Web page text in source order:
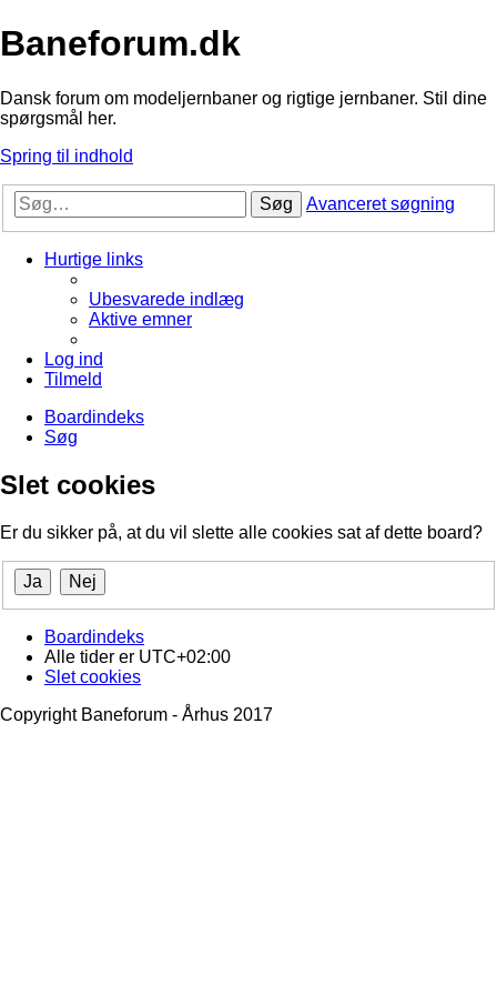
Baneforum.dk
Dansk forum om modeljernbaner og rigtige jernbaner. Stil dine
spørgsmål her.
Spring til indhold
Søg Avanceret søgning
Hurtige links
Ubesvarede indlæg
Aktive emner
Log ind
Tilmeld
Boardindeks
Søg
Slet cookies
Er du sikker på, at du vil slette alle cookies sat af dette board?
Boardindeks
Alle tider er UTC+02:00
Slet cookies
Copyright Baneforum - Århus 2017